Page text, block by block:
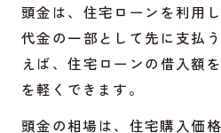
頭金は、住宅ローンを利用
代金の一部として先に支払
えば、住宅ローンの借入額
を軽くできます。
頭金の相場は、住宅購入価